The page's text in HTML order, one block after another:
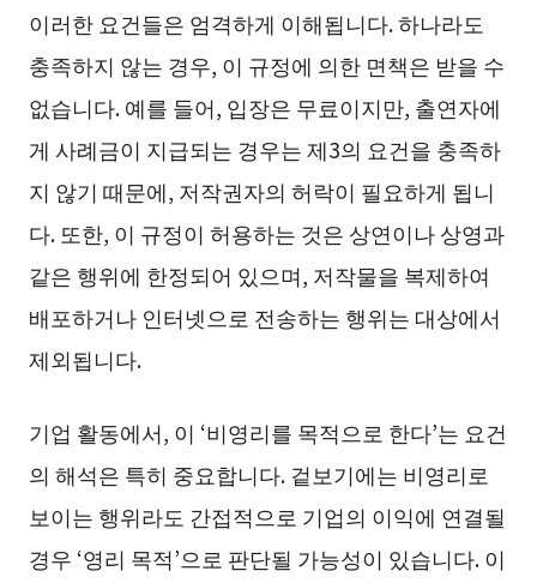
이러한 요건들은 엄격하게 이해됩니다. 하나라도
충족하지 않는 경우, 이 규정에 의한 면책은 받을 수
없습니다. 예를 들어, 입장은 무료이지만, 출연자에
게 사례금이 지급되는 경우는 제3의 요건을 충족하
지 않기 때문에, 저작권자의 허락이 필요하게 됩니
다. 또한, 이 규정이 허용하는 것은 상연이나 상영과
같은 행위에 한정되어 있으며, 저작물을 복제하여
배포하거나 인터넷으로 전송하는 행위는 대상에서
제외됩니다.
기업 활동에서, 이 ‘비영리를 목적으로 한다’는 요건
의 해석은 특히 중요합니다. 겉보기에는 비영리로
보이는 행위라도 간접적으로 기업의 이익에 연결될
경우 ‘영리 목적’으로 판단될 가능성이 있습니다. 이